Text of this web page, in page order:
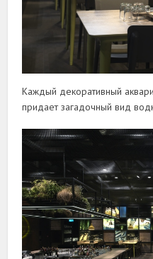
Каждый декоративный
придает загадочный вид